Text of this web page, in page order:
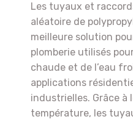
Les tuyaux et
aléatoire de
meilleure solution
plomberie utilisés
chaude et de l’eau
applications
industrielles. Grâce à
température, les